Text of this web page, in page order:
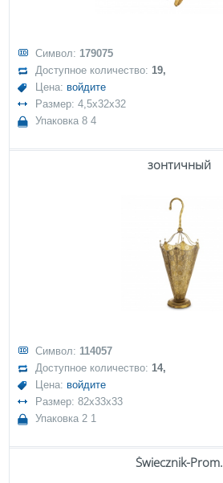
Символ: 179075
Доступное количество:19,
Цена: войдите
Размер: 4,5x32x32
Упаковка 8 4
зонтичный
Символ: 114057
Доступное количество:14,
Цена: войдите
Размер: 82x33x33
Упаковка 2 1
Świecznik-Prom.